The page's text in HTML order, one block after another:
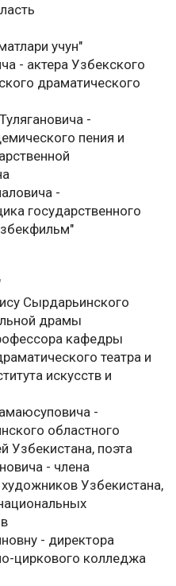
учун"
- актера Узбекского
драматического
-
пения и
-
государственного
Сырдарьинского
драмы
кафедры
театра и
искусств и
-
областного
Узбекистана, поэта
- члена
Узбекистана,
- директора
циркового колледжа